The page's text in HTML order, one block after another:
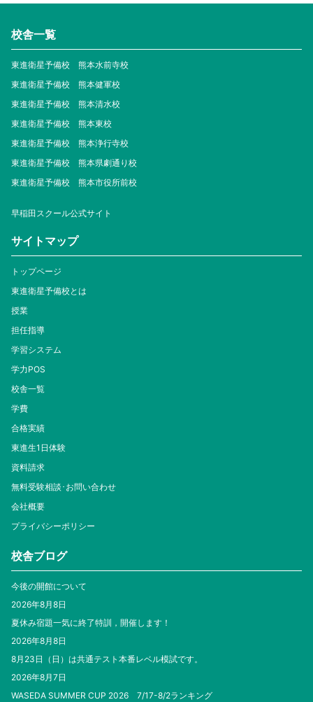
校舎一覧
東進衛星予備校 熊本水前寺校
東進衛星予備校 熊本健軍校
東進衛星予備校 熊本清水校
東進衛星予備校 熊本東校
東進衛星予備校 熊本浄行寺校
東進衛星予備校 熊本県劇通り校
東進衛星予備校 熊本市役所前校
早稲田スクール公式サイト
サイトマップ
トップページ
東進衛星予備校とは
授業
担任指導
学習システム
学力POS
校舎一覧
学費
合格実績
東進生1日体験
資料請求
無料受験相談･お問い合わせ
会社概要
プライバシーポリシー
校舎ブログ
今後の開館について
2026年8月8日
夏休み宿題一気に終了特訓，開催します！
2026年8月8日
8月23日（日）は共通テスト本番レベル模試です。
2026年8月7日
WASEDA SUMMER CUP 2026 7/17-8/2ランキング